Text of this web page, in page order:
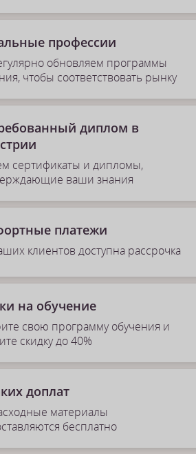
профессии
обновляем программы
чтобы соответствовать рынку
диплом в
сертификаты и дипломы,
ваши знания
платежи
клиентов доступна рассрочка
на обучение
свою программу обучения и
скидку до 40%
доплат
материалы
бесплатно